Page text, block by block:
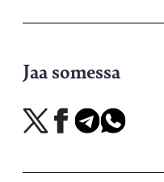
Jaa somessa
Jaa
X-
Jaa
Facebookissa
Jaa
Telegramissa
Jaa
WhatsAppissa